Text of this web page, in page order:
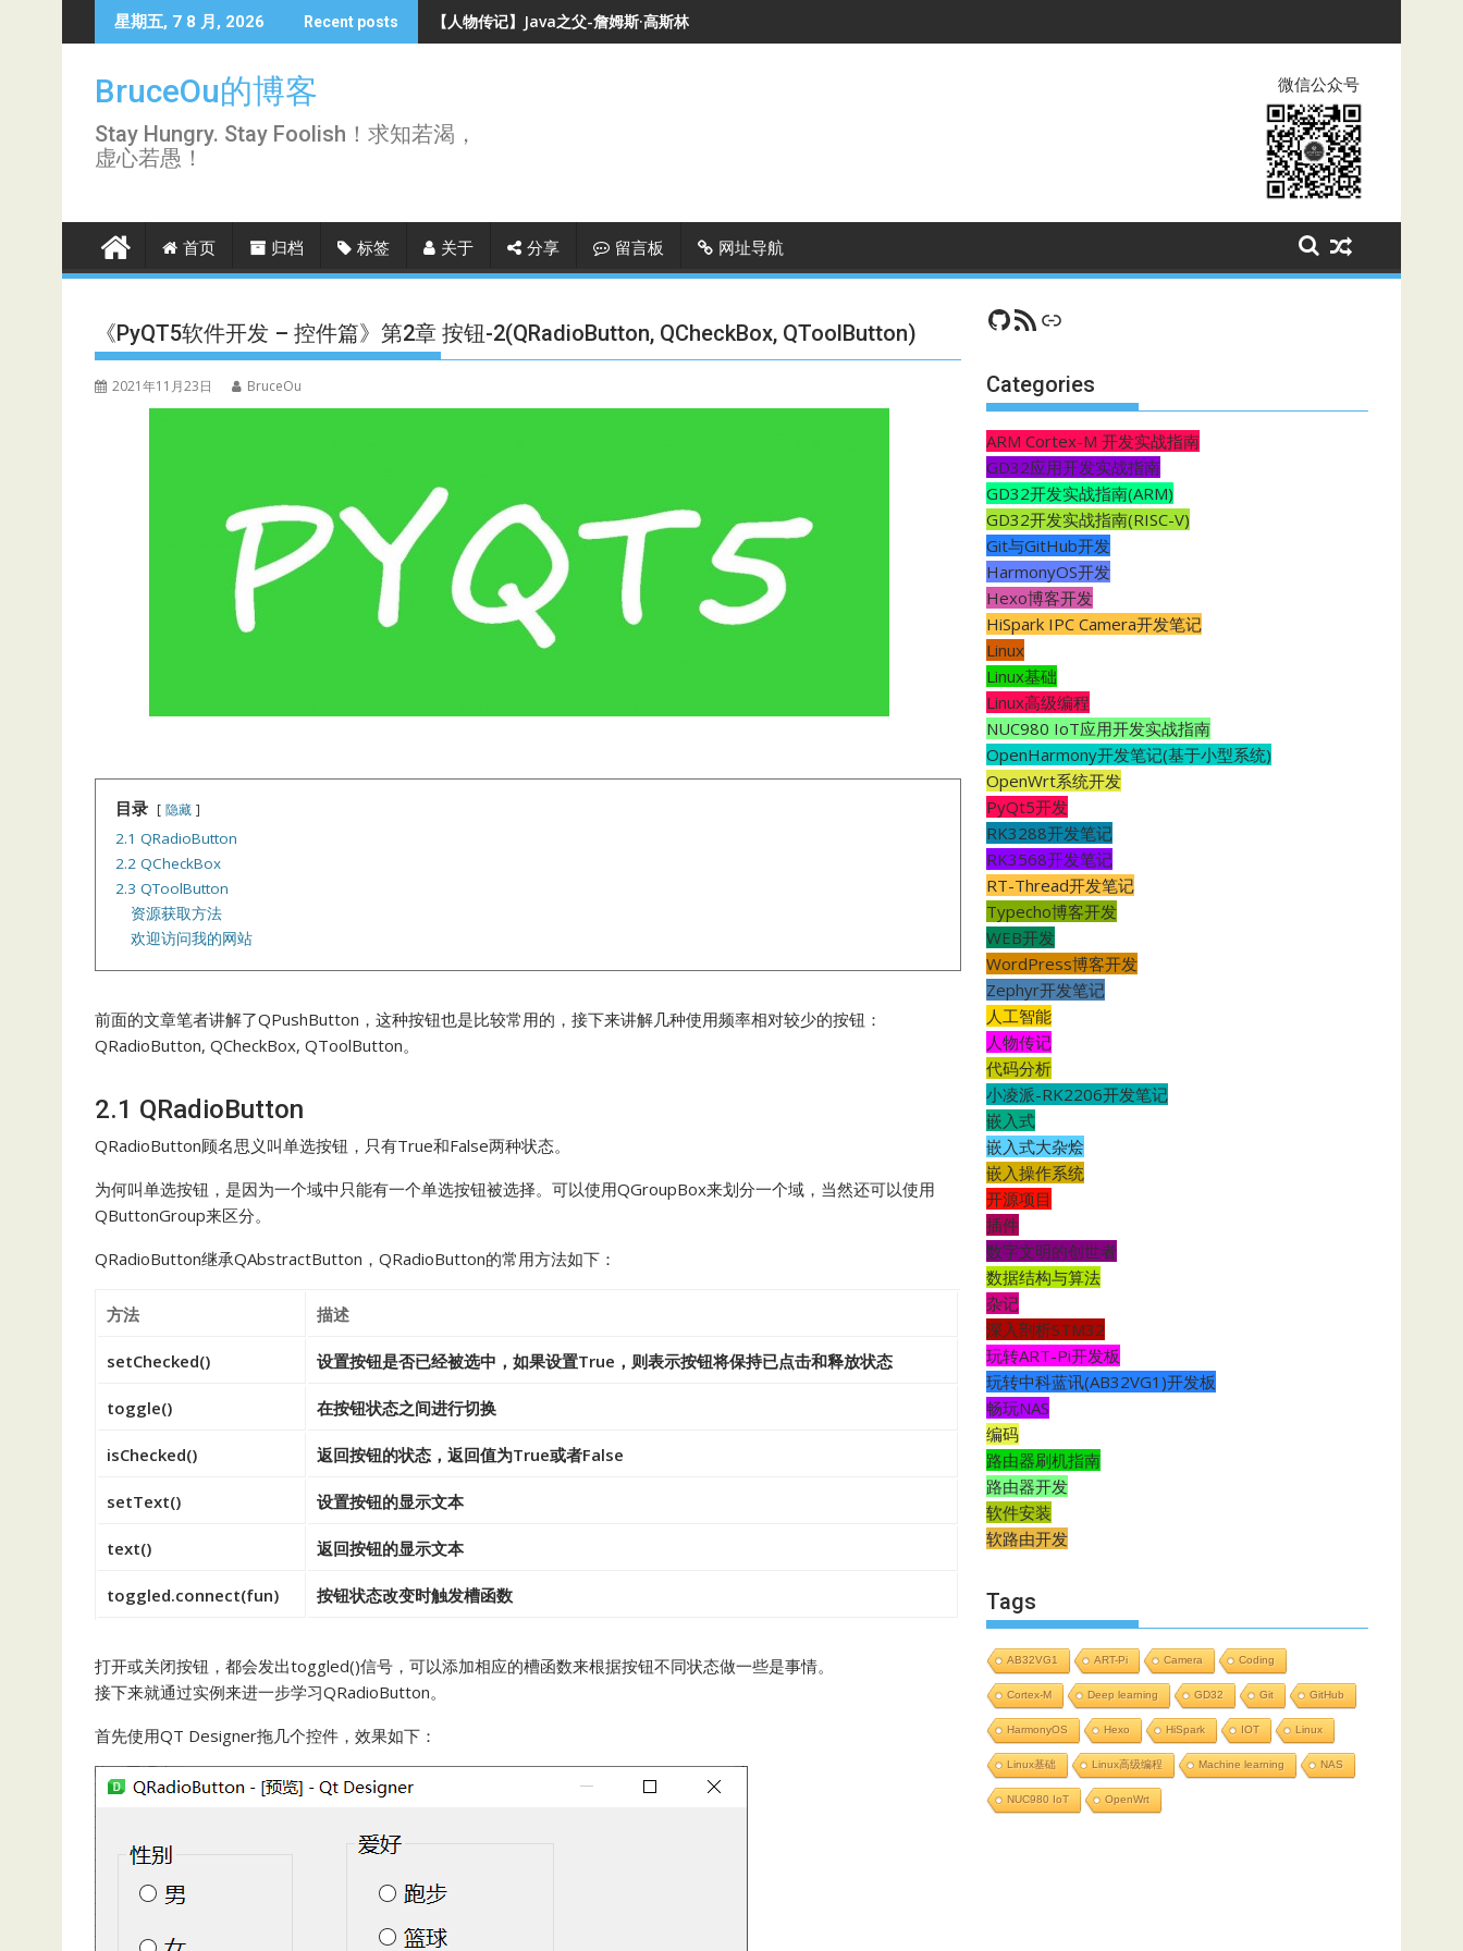
to
星期五, 7 8 月, 2026 Recent posts 【人物传记】Java之父-詹姆斯·高斯林
BruceOu的博客
Stay Hungry. Stay Foolish！求知若渴，
虚心若愚！
微信公众号
首页 归档 标签 关于 分享 留言板 网址导航
《PyQT5软件开发 – 控件篇》第2章 按钮-2(QRadioButton, QCheckBox, QToolButton)
2021年11月23日 BruceOu
目录 隐藏
2.1 QRadioButton
2.2 QCheckBox
2.3 QToolButton
资源获取方法
欢迎访问我的网站
前面的文章笔者讲解了QPushButton，这种按钮也是比较常用的，接下来讲解几种使用频率相对较少的按钮：
QRadioButton, QCheckBox, QToolButton。
2.1 QRadioButton
QRadioButton顾名思义叫单选按钮，只有True和False两种状态。
为何叫单选按钮，是因为一个域中只能有一个单选按钮被选择。可以使用QGroupBox来划分一个域，当然还可以使用
QButtonGroup来区分。
QRadioButton继承QAbstractButton，QRadioButton的常用方法如下：
方法 描述
setChecked() 设置按钮是否已经被选中，如果设置True，则表示按钮将保持已点击和释放状态
toggle() 在按钮状态之间进行切换
isChecked() 返回按钮的状态，返回值为True或者False
setText() 设置按钮的显示文本
text() 返回按钮的显示文本
toggled.connect(fun) 按钮状态改变时触发槽函数
打开或关闭按钮，都会发出toggled()信号，可以添加相应的槽函数来根据按钮不同状态做一些是事情。
接下来就通过实例来进一步学习QRadioButton。
首先使用QT Designer拖几个控件，效果如下：
GitHub
RSS FeedCSDN
Categories
ARM Cortex-M 开发实战指南
GD32应用开发实战指南
GD32开发实战指南(ARM)
GD32开发实战指南(RISC-V)
Git与GitHub开发
HarmonyOS开发
Hexo博客开发
HiSpark IPC Camera开发笔记
Linux
Linux基础
Linux高级编程
NUC980 IoT应用开发实战指南
OpenHarmony开发笔记(基于小型系统)
OpenWrt系统开发
PyQt5开发
RK3288开发笔记
RK3568开发笔记
RT-Thread开发笔记
Typecho博客开发
WEB开发
WordPress博客开发
Zephyr开发笔记
人工智能
人物传记
代码分析
小凌派-RK2206开发笔记
嵌入式
嵌入式大杂烩
嵌入操作系统
开源项目
插件
数字文明的创世者
数据结构与算法
杂记
深入剖析STM32
玩转ART-Pi开发板
玩转中科蓝讯(AB32VG1)开发板
畅玩NAS
编码
路由器刷机指南
路由器开发
软件安装
软路由开发
Tags
AB32VG1 ART-Pi Camera Coding
Cortex-M Deep learning GD32 Git GitHub
HarmonyOS Hexo HiSpark IOT Linux
Linux基础 Linux高级编程 Machine learning NAS
NUC980 IoT OpenWrt